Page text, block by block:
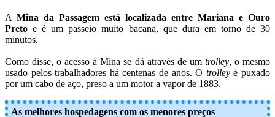
A Mina da Passagem está localizada entre Mariana e Ouro
Preto e é um passeio muito bacana, que dura em torno de 30
minutos.
Como disse, o acesso à Mina se dá através de um trolley, o mesmo
usado pelos trabalhadores há centenas de anos. O trolleyé puxado
por um cabo de aço, preso a um motor a vapor de 1883.
As melhores hospedagens com os menores preços